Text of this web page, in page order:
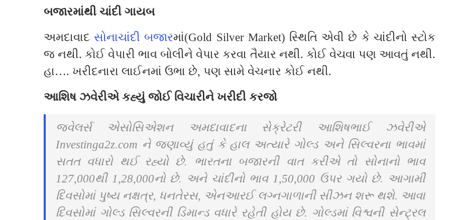
બજારમાંથી ચાંદી ગાયબ
અમદાવાદ સોનાચાંદી બજારમાં(Gold Silver Market) સ્થિતિ એવી છે કે ચાંદીનો સ્ટોક
જ નથી. કોઈ વેપારી ભાવ બોલીને વેપાર કરવા તૈયાર નથી. કોઈ વેચવા પણ આવતું નથી.
હા…. ખરીદનારા લાઈનમાં ઉભા છે, પણ સામે વેચનાર કોઈ નથી.
આશિષ ઝવેરીએ કહ્યું જોઈ વિચારીને ખરીદી કરજો
જ્વેલર્સ એસોસિએશન અમદાવાદના સેક્રેટરી આશિષભાઈ ઝવેરીએ
Investinga2z.com ને જણાવ્યું હતું કે હાલ અત્યારે ગોલ્ડ અને સિલ્વરના ભાવમાં
સતત વધારો થઈ રહ્યો છે. ભારતના બજારની વાત કરીએ તો સોનાનો ભાવ
127,000થી 1,28,000નો છે. અને ચાંદીનો ભાવ 1,50,000 ઉપર ગયો છે. આગામી
દિવસોમાં પુષ્ય નક્ષત્ર, ધનતેરસ, એનઆરઈ લગ્નગાળાની સીઝન શરૂ થશે. આવા
દિવસોમાં ગોલ્ડ સિલ્વરની ડિમાન્ડ વધારે રહેતી હોય છે. ગોલ્ડમાં વિશ્વની સેન્ટ્રલ